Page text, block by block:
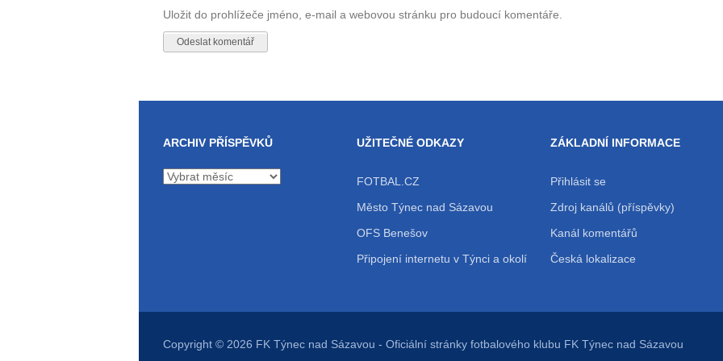
Uložit do prohlížeče jméno, e-mail a webovou stránku pro budoucí komentáře.
ARCHIV PŘÍSPĚVKŮ
Archiv
UŽITEČNÉ ODKAZY
FOTBAL.CZ
Město Týnec nad Sázavou
OFS Benešov
Připojení internetu v Týnci a okolí
ZÁKLADNÍ INFORMACE
Přihlásit se
Zdroj kanálů (příspěvky)
Kanál komentářů
Česká lokalizace
Copyright © 2026 FK Týnec nad Sázavou - Oficiální stránky fotbalového klubu FK Týnec nad Sázavou